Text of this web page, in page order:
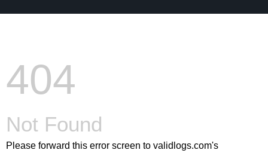
404
Not Found
Please forward this error screen to validlogs.com's